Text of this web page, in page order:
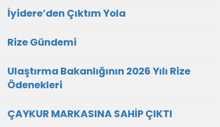
İyidere’den Çıktım Yola
Rize Gündemi
Ulaştırma Bakanlığının 2026 Yılı Rize
Ödenekleri
ÇAYKUR MARKASINA SAHİP ÇIKTI